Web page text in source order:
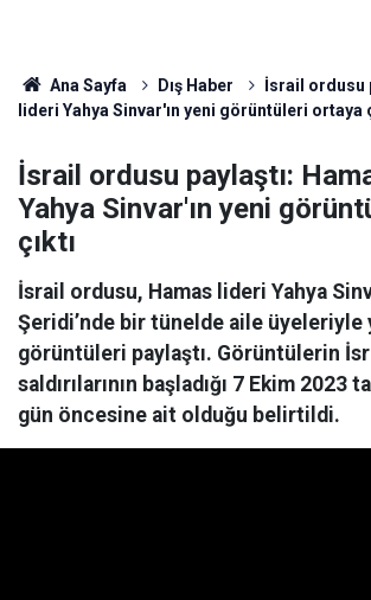
Ana Sayfa Dış Haber
İsrail ordusu
lideri Yahya Sinvar'ın yeni görüntüleri ortaya
İsrail ordusu paylaştı:
Yahya Sinvar'ın yeni
çıktı
İsrail ordusu, Hamas lideri Yahya
Şeridi’nde bir tünelde aile üyeleriyle
görüntüleri paylaştı. Görüntülerin
saldırılarının başladığı 7 Ekim 2023
gün öncesine ait olduğu belirtildi.